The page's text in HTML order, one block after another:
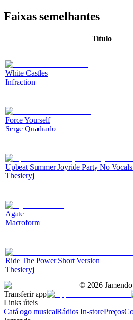
Faixas semelhantes
Título
White Castles
Infraction
Force Yourself
Serge Quadrado
Upbeat Summer Joyride Party No
Thesieryj
Agate
Macroform
Ride The Power Short Version
Thesieryj
© 2026
Transferir app
Links úteis
Catálogo musicalRádios In-storePreços